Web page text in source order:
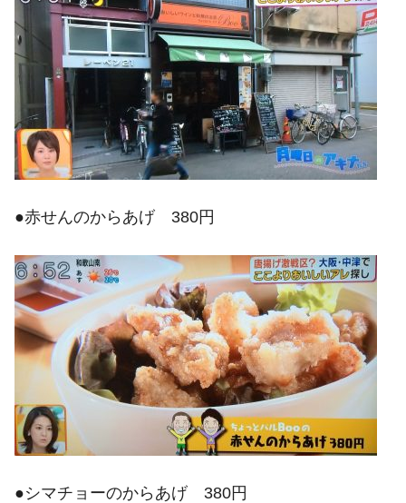
●赤せんのからあげ 380円
●シマチョーのからあげ 380円